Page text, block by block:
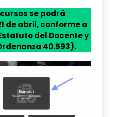
se podrá
de abril, conforme a
del Docente y
40.593).